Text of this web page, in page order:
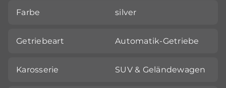
Farbe silver
Getriebeart Automatik-Getriebe
Karosserie SUV & Geländewagen